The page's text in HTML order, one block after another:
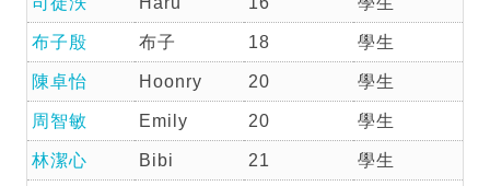
布子殷 布子 18 學生
陳卓怡 Hoonry 20 學生
周智敏 Emily 20 學生
林潔心 Bibi 21 學生